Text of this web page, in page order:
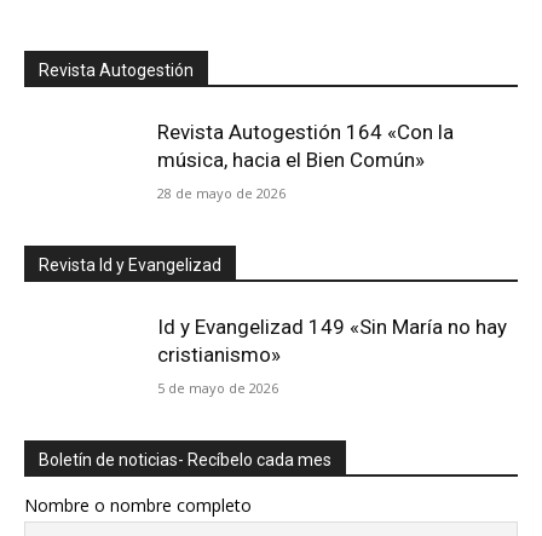
Revista Autogestión
Revista Autogestión 164 «Con la
música, hacia el Bien Común»
28 de mayo de 2026
Revista Id y Evangelizad
Id y Evangelizad 149 «Sin María no hay
cristianismo»
5 de mayo de 2026
Boletín de noticias- Recíbelo cada mes
Nombre o nombre completo